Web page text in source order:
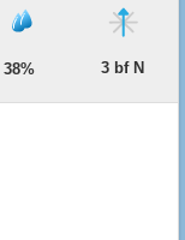
38% 3 bf Ν